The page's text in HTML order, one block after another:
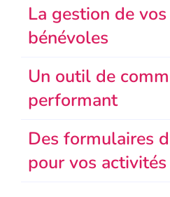
La gestion de
bénévoles
Un outil de
performant
Des formulaires
pour vos activités